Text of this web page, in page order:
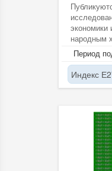
экономики
народным
и
Период
Индекс